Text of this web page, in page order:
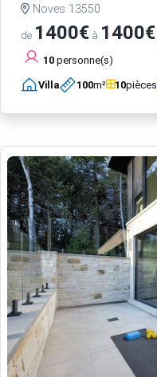
Noves 13550
de 1400€ à 1400€
10 personne(s)
Villa 100m² 10pièces